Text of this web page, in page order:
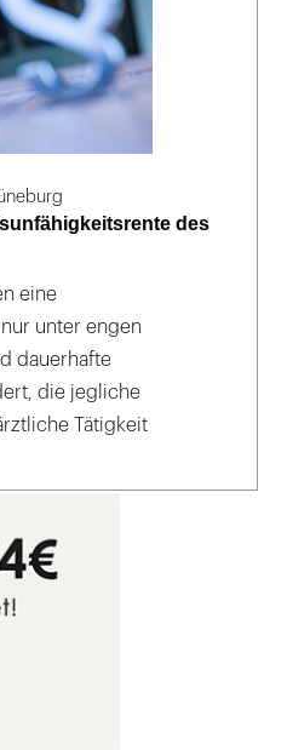
des
eine
unter engen
dauerhafte
die jegliche
Tätigkeit